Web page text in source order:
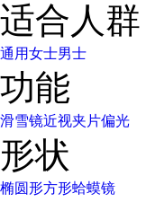
适合人群
通用女士男士
功能
滑雪镜近视夹片偏光
形状
椭圆形方形蛤蟆镜